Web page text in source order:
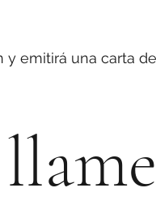
emitirá una carta